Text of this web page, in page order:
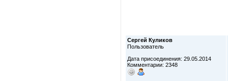
Сергей Куликов
Пользователь
Дата присоединения: 29.05.2014
Комментарии: 2348